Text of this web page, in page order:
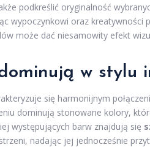
podkreślić oryginalność
wypoczynkowi oraz kreatywności
może dać niesamowity efekt
w stylu
się harmonijnym
dominują stonowane kolory,
występujących barw znajdują się
nadając jej jednocześnie